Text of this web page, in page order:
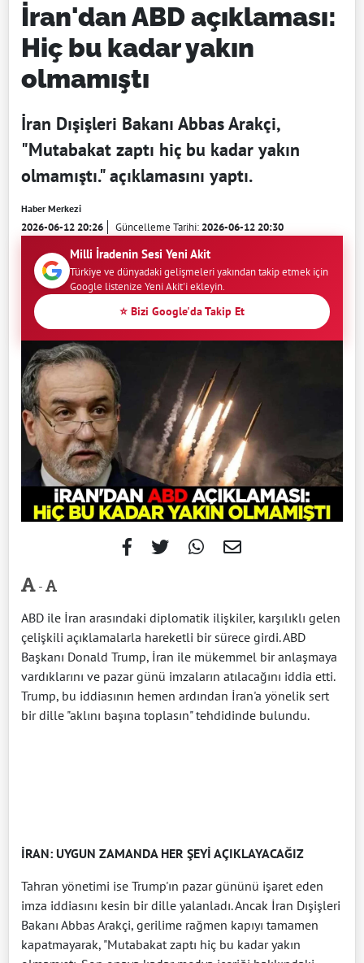
İran'dan ABD açıklaması:
Hiç bu kadar yakın
olmamıştı
İran Dışişleri Bakanı Abbas Arakçi,
"Mutabakat zaptı hiç bu kadar yakın
olmamıştı." açıklamasını yaptı.
Haber Merkezi
2026-06-12 20:26 Güncelleme Tarihi:2026-06-12 20:30
Milli İradenin Sesi Yeni Akit
Türkiye ve dünyadaki gelişmeleri yakından takip etmek için
Google listenize Yeni Akit'i ekleyin.
⭐ Bizi Google'da Takip Et
-
ABD ile İran arasındaki diplomatik ilişkiler, karşılıklı gelen
çelişkili açıklamalarla hareketli bir sürece girdi. ABD
Başkanı Donald Trump, İran ile mükemmel bir anlaşmaya
vardıklarını ve pazar günü imzaların atılacağını iddia etti.
Trump, bu iddiasının hemen ardından İran'a yönelik sert
bir dille "aklını başına toplasın" tehdidinde bulundu.
İRAN: UYGUN ZAMANDA HER ŞEYİ AÇIKLAYACAĞIZ
Tahran yönetimi ise Trump'ın pazar gününü işaret eden
imza iddiasını kesin bir dille yalanladı. Ancak İran Dışişleri
Bakanı Abbas Arakçi, gerilime rağmen kapıyı tamamen
kapatmayarak, "Mutabakat zaptı hiç bu kadar yakın